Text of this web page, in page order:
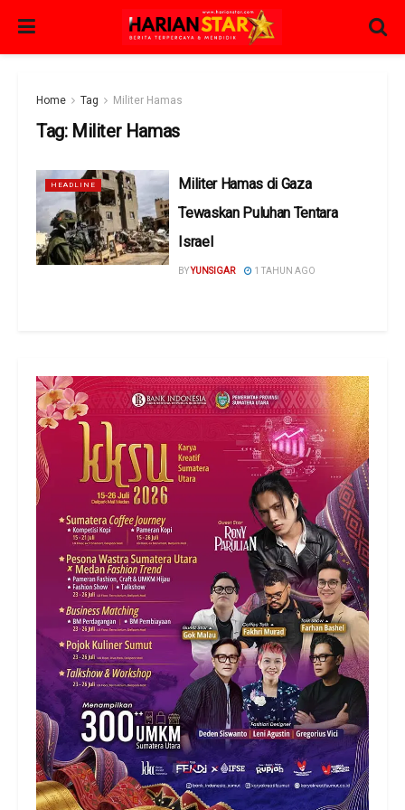
Home Tag Militer Hamas
Tag: Militer Hamas
HEADLINE
Militer Hamas di Gaza
Tewaskan Puluhan Tentara
Israel
BYYUNSIGAR 1 TAHUN AGO